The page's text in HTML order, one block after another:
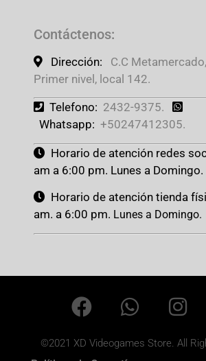
Contáctenos:
Dirección:
C.C
Primer nivel, local 142.
Telefono: 2432-9375.
Whatsapp: +50247412305.
Horario de atención redes
am a 6:00 pm. Lunes a Domingo.
Horario de atención tienda
am. a 6:00 pm. Lunes a Domingo.
©2021 XD Videogames Store. All